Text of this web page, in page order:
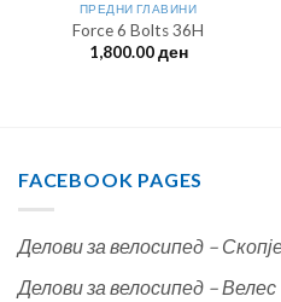
ПРЕДНИ ГЛАВИНИ
Force 6 Bolts 36H
1,800.00ден
FACEBOOK PAGES
Делови за велосипед –
Делови за велосипед – Велес